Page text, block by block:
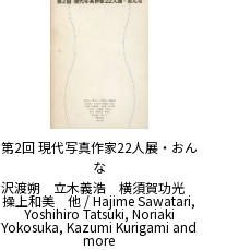
第2回 現代写真作家22人展・おん
な
沢渡朔 立木義浩 横須賀功光
操上和美 他 / Hajime Sawatari,
Yoshihiro Tatsuki, Noriaki
Yokosuka, Kazumi Kurigami and
more